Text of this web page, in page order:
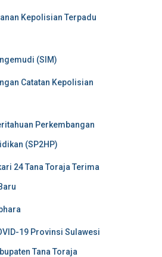
Kepolisian Terpadu
(SIM)
Catatan Kepolisian
Perkembangan
(SP2HP)
24 Tana Toraja Terima
19 Provinsi Sulawesi
Tana Toraja